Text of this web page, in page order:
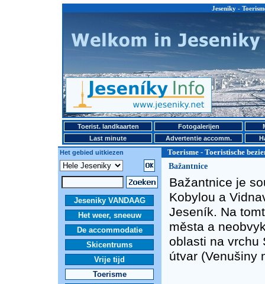
Jeseniky -
Toerist. landkaarten Fotogalerijen
Last minute
Advertentie accomm.
Het gebied uitkiezen
Toerisme - Toeristische
Jeseniky VANDAAG
Het weer, sneeuw
De accommodatie
Skicentrums
Vrije tijd
Toerisme
Bažantnice
Bažantnice je
Kobylou a
Jeseník. Na
města a
oblasti na vrchu
útvar (Venušiny